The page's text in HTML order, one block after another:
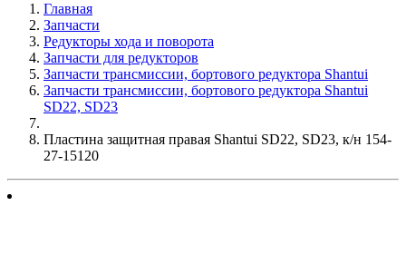
Главная
Запчасти
Редукторы хода и поворота
Запчасти для редукторов
Запчасти трансмиссии, бортового редуктора Shantui
Запчасти трансмиссии, бортового редуктора Shantui
SD22, SD23
Пластина защитная правая Shantui SD22, SD23, к/н 154-
27-15120